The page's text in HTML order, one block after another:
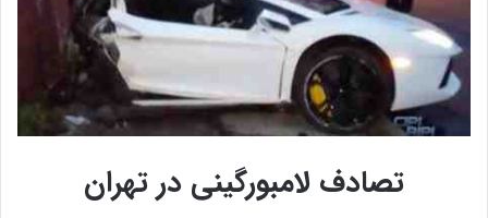
تصادف لامبورگینی در تهران